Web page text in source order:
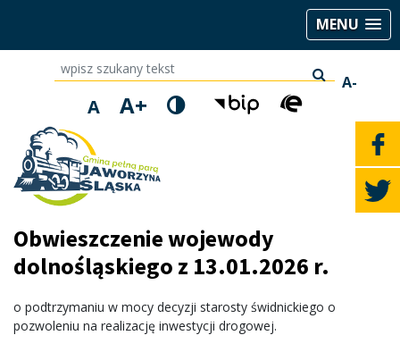
MENU
wpisz szukany tekst
A-
A A+
Obwieszczenie wojewody
dolnośląskiego z 13.01.2026 r.
o podtrzymaniu w mocy decyzji starosty świdnickiego o
pozwoleniu na realizację inwestycji drogowej.